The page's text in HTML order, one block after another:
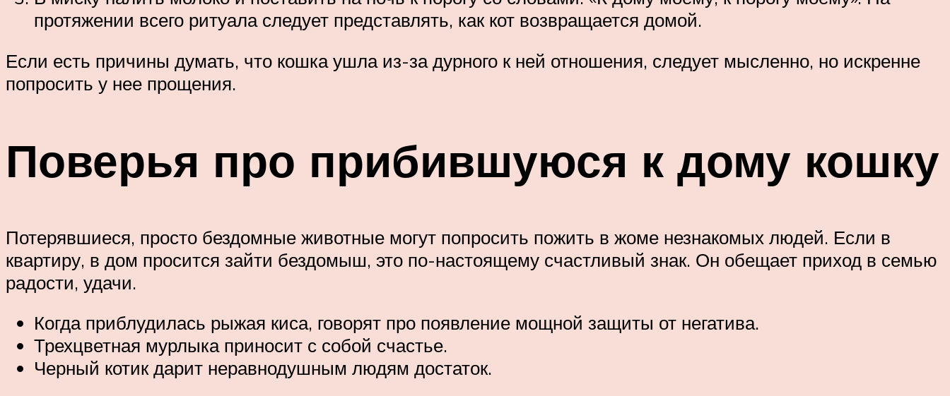
протяжении всего ритуала следует представлять, как кот возвращается домой.
Если есть причины думать, что кошка ушла из-за дурного к ней отношения, следует мысленно, но искренне
попросить у нее прощения.
Поверья про прибившуюся к дому кошку
Потерявшиеся, просто бездомные животные могут попросить пожить в жоме незнакомых людей. Если в
квартиру, в дом просится зайти бездомыш, это по-настоящему счастливый знак. Он обещает приход в семью
радости, удачи.
Когда приблудилась рыжая киса, говорят про появление мощной защиты от негатива.
Трехцветная мурлыка приносит с собой счастье.
Черный котик дарит неравнодушным людям достаток.